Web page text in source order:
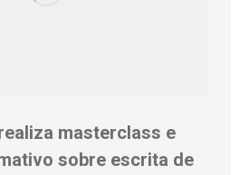
masterclass e
sobre escrita de